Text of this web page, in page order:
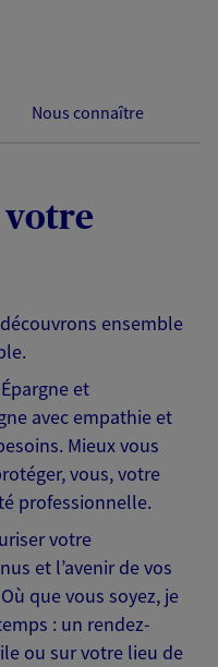
Nous connaître
votre
ensemble
et
avec empathie et
Mieux vous
vous, votre
professionnelle.
votre
et l’avenir de vos
que vous soyez, je
: un rendez-
ou sur votre lieu de